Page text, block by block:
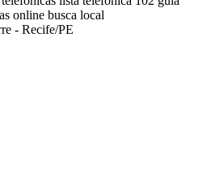
online busca local
- Recife/PE